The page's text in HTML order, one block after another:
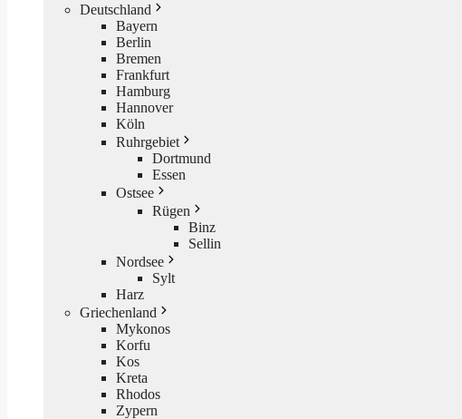
Deutschland
Bayern
Berlin
Bremen
Frankfurt
Hamburg
Hannover
Köln
Ruhrgebiet
Dortmund
Essen
Ostsee
Rügen
Binz
Sellin
Nordsee
Sylt
Harz
Griechenland
Mykonos
Korfu
Kos
Kreta
Rhodos
Zypern